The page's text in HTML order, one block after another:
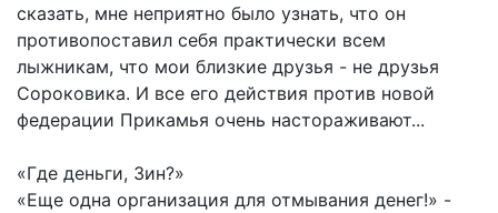
сказать, мне неприятно было узнать, что он
противопоставил себя практически всем
лыжникам, что мои близкие друзья - не друзья
Сороковика. И все его действия против новой
федерации Прикамья очень настораживают...
«Где деньги, Зин?»
«Еще одна организация для отмывания денег!» -